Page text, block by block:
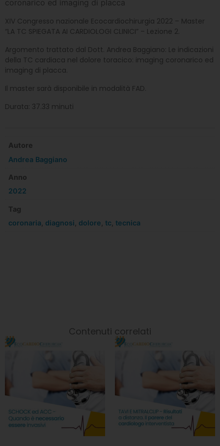
coronarico ed imaging di placca
XIV Congresso nazionale Ecocardiochirurgia 2022 – Master
“LA TC SPIEGATA AI CARDIOLOGI CLINICI” – Lezione 2.
Argomento trattato dal Dott. Andrea Baggiano: Le indicazioni
della TC cardiaca nel dolore toracico: imaging coronarico ed
imaging di placca.
Il master sarà disponibile in modalità FAD.
Durata: 37.33 minuti
Autore
Andrea Baggiano
Anno
2022
Tag
coronaria diagnosi dolore ,tc ,tecnica
Contenuti correlati